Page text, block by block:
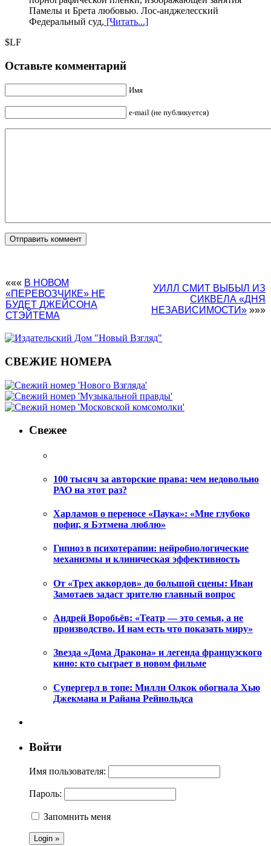
Памелы и Брета любовью. Лос-анджелесский
Федеральный суд, [Читать...]
$LF
Оставьте комментарий
Имя
e-mail (не публикуется)
««« В НОВОМ
«ПЕРЕВОЗЧИКЕ» НЕ
БУДЕТ ДЖЕЙСОНА
СТЭЙТЕМА
УИЛЛ СМИТ ВЫБЫЛ ИЗ
СИКВЕЛА «ДНЯ
НЕЗАВИСИМОСТИ» »»»
СВЕЖИЕ НОМЕРА
Свежее
100 тысяч за авторские права: чем недовольно
РАО на этот раз?
Харламов о переносе «Паука»: «Мне глубоко
пофиг, я Бэтмена люблю»
Гипноз в психотерапии: нейробиологические
механизмы и клиническая эффективность
От «Трех аккордов» до большой сцены: Иван
Замотаев задаст зрителю главный вопрос
Андрей Воробьёв: «Театр — это семья, а не
производство. И нам есть что показать миру»
Звезда «Дома Дракона» и легенда французского
кино: кто сыграет в новом фильме
Супергерл в топе: Милли Олкок обогнала Хью
Джекмана и Райана Рейнольдса
Войти
Имя пользователя:
Пароль:
Запомнить меня